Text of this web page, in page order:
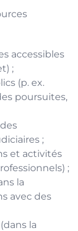
accessibles
;
(p. ex.
poursuites,
;
et activités
;
la
avec des
la